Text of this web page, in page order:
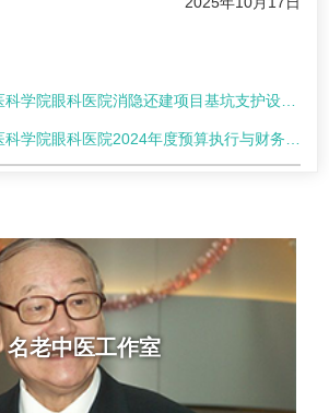
学院眼科医院消隐还建项目基坑支护设计项目公告
眼科医院2024年度预算执行与财务收支审计第三方机构遴选项目公告
名老中医工作室